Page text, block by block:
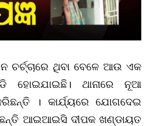
ଚର୍ଚ୍ଚାରେ ଥିବା ବେଳେ ଆଉ ଏକ
ହୋଇଯାଇଛି। ଥାନାରେ ନୂଆ
। କାର୍ଯ୍ୟରେ ଯୋଗଦେଇ
ଆଇଆଇସି ଦୀପକ ଖଣ୍ଡାୟତ